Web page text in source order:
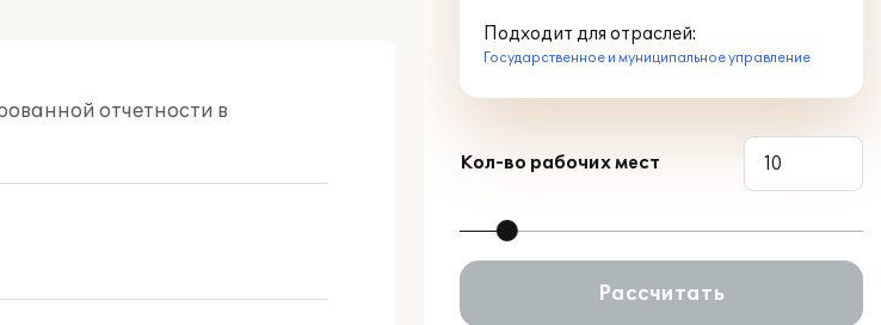
отчетности в
Подходит для отраслей:
Государственное и муниципальное управление
Кол-во рабочих мест
Рассчитать